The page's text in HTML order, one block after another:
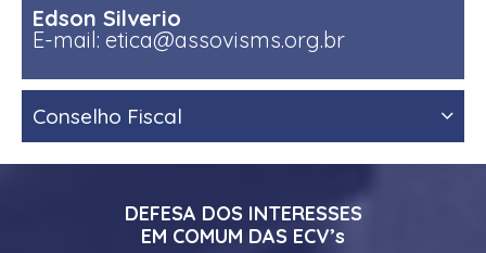
Edson Silverio
E-mail: etica@assovisms.org.br
Conselho Fiscal
DEFESA DOS INTERESSES
EM COMUM DAS ECV’s